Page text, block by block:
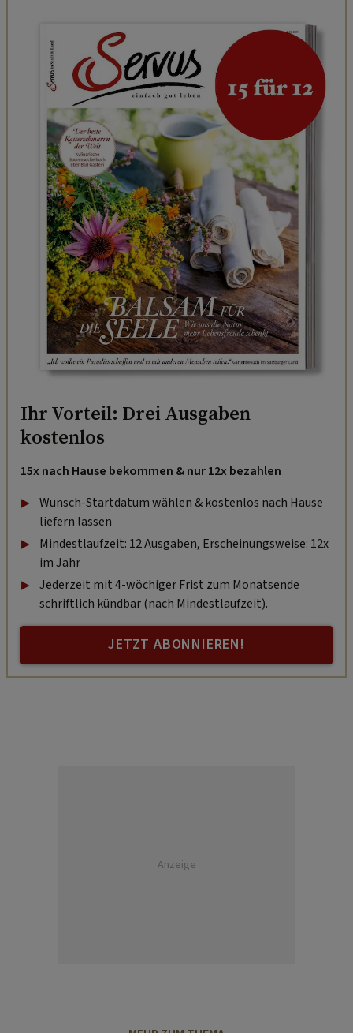
Ihr Vorteil: Drei Ausgaben
kostenlos
15x nach Hause bekommen & nur 12x bezahlen
Wunsch-Startdatum wählen & kostenlos nach Hause
liefern lassen
Mindestlaufzeit: 12 Ausgaben, Erscheinungsweise: 12x
im Jahr
Jederzeit mit 4-wöchiger Frist zum Monatsende
schriftlich kündbar (nach Mindestlaufzeit).
JETZT ABONNIEREN!
Anzeige